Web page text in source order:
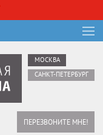
МОСКВА
САНКТ-ПЕТЕРБУРГ
ПЕРЕЗВОНИТЕ МНЕ!